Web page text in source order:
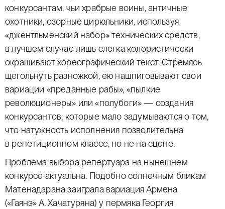
конкурсантам, чьи храбрые воины, античные
охотники, озорные цирюльники, используя
«джентльменский набор» технических средств,
в лучшем случае лишь слегка колористически
окрашивают хореографический текст. Стремясь
щегольнуть разножкой, ею нашпиговывают свои
вариации «преданные рабы», «пылкие
революционеры» или «полубоги» — создания
конкурсантов, которые мало задумываются о том,
что натужность исполнения позволительна
в репетиционном классе, но не на сцене.
Проблема выбора репертуара на нынешнем
конкурсе актуальна. Подобно солнечным бликам
Матенадарана заиграла вариация Армена
(«Гаянэ» А. Хачатуряна) у пермяка Георгия